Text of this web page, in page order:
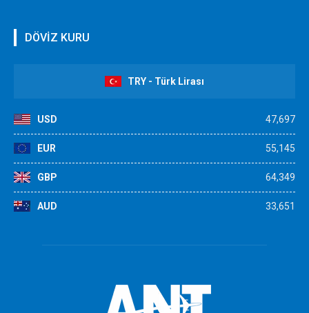
DÖVİZ KURU
TRY - Türk Lirası
USD 47,697
EUR 55,145
GBP 64,349
AUD 33,651